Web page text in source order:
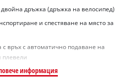
дръжка (дръжка на велосипед)
и спестяване на място за
връх с автоматично подаване на
плевели
информация